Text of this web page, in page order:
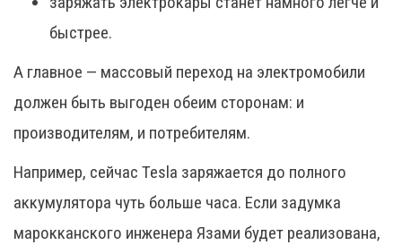
быстрее.
А главное — массовый переход на электромобили
должен быть выгоден обеим сторонам: и
производителям, и потребителям.
Например, сейчас Tesla заряжается до полного
аккумулятора чуть больше часа. Если задумка
марокканского инженера Язами будет реализована,